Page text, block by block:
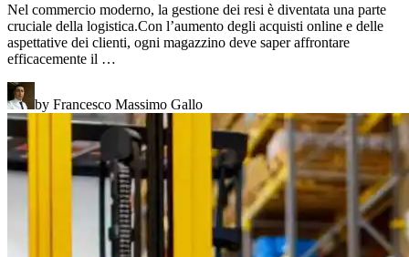
Nel commercio moderno, la gestione dei resi è diventata una parte
cruciale della logistica.Con l’aumento degli acquisti online e delle
aspettative dei clienti, ogni magazzino deve saper affrontare
efficacemente il …
by Francesco Massimo Gallo